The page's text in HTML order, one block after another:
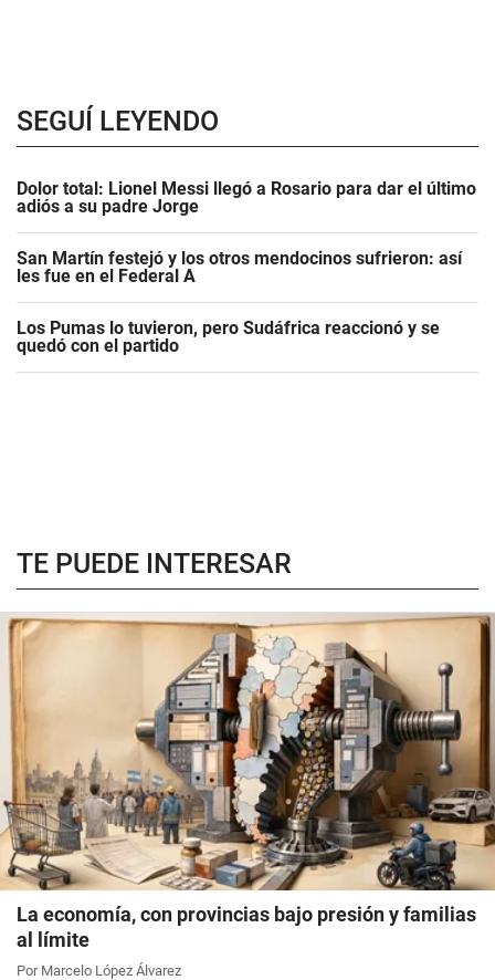
SEGUÍ LEYENDO
Dolor total: Lionel Messi llegó a Rosario para dar el último
adiós a su padre Jorge
San Martín festejó y los otros mendocinos sufrieron: así
les fue en el Federal A
Los Pumas lo tuvieron, pero Sudáfrica reaccionó y se
quedó con el partido
TE PUEDE INTERESAR
La economía, con provincias bajo presión y familias
al límite
Por Marcelo López Álvarez